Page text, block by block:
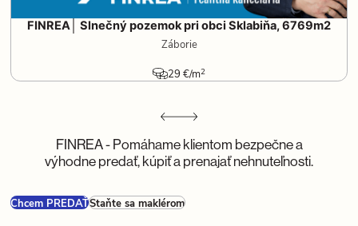
FINREA│ Slnečný pozemok pri obci Sklabiňa, 6769m2
Záborie
29 €/m2
FINREA - Pomáhame klientom bezpečne a
výhodne predať, kúpiť a prenajať nehnuteľnosti.
Chcem PREDAŤStaňte sa maklérom